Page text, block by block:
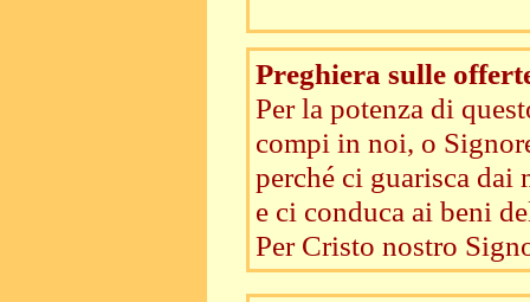
Preghiera sulle
Per la potenza di
compi in noi, o
perché ci guarisca dai
e ci conduca ai beni
Per Cristo nostro